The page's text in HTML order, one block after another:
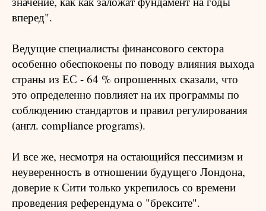
вперед".
Ведущие специалисты финансового сектора
особенно обеспокоены по поводу влияния выхода
страны из ЕС - 64 % опрошенных сказали, что
это определенно повлияет на их программы по
соблюдению стандартов и правил регулирования
(англ. compliance programs).
И все же, несмотря на остающийся пессимизм и
неуверенность в отношении будущего Лондона,
доверие к Сити только укрепилось со времени
проведения референдума о "брексите".